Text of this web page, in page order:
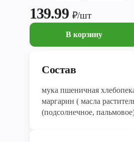
139.99 ₽/шт
В корзину
Состав
мука пшеничная
маргарин ( масла
(подсолнечное,